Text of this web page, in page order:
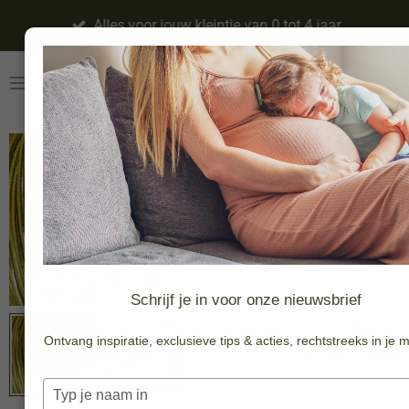
Schrijf je in voor onze nieuwsbrief
Ontvang inspiratie, exclusieve tips & acties, rechtstreeks in je
Typ
direct
de
hoofdinhoud
Alles voor jouw kleintje van 0 tot 4 jaar
Elastisch
koord per
meter - goud
€ 0,40
winkelwagen